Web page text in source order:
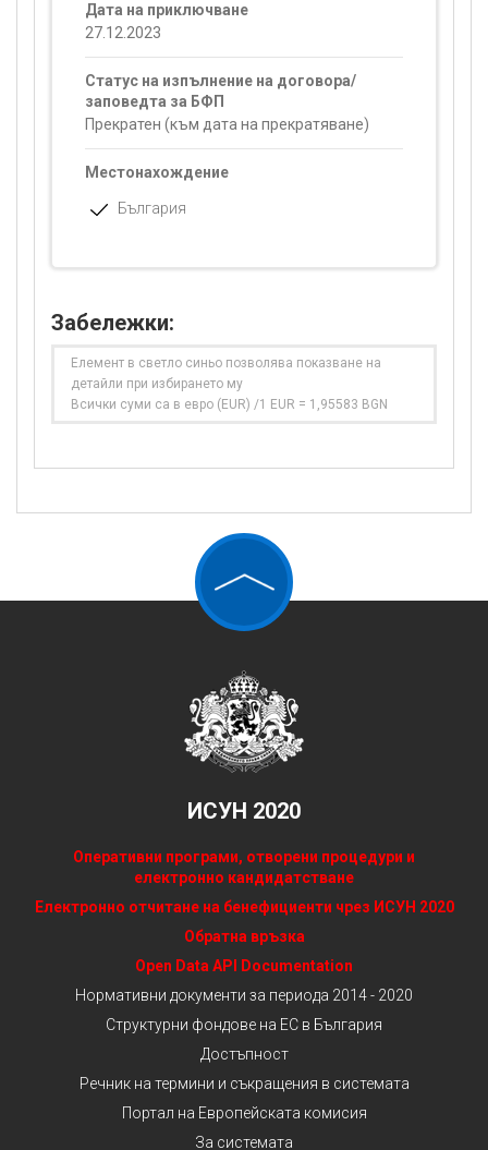
Дата на приключване
27.12.2023
Статус на изпълнение на договора/
заповедта за БФП
Прекратен (към дата на прекратяване)
Местонахождение
България
Забележки:
Елемент в светло синьо позволява показване на
детайли при избирането му
Всички суми са в евро (EUR) /1 EUR = 1,95583 BGN
ИСУН 2020
Оперативни програми, отворени процедури и
електронно кандидатстване
Електронно отчитане на бенефициенти чрез ИСУН 2020
Обратна връзка
Open Data API Documentation
Нормативни документи за периода 2014 - 2020
Структурни фондове на ЕС в България
Достъпност
Речник на термини и съкращения в системата
Портал на Европейската комисия
За системата